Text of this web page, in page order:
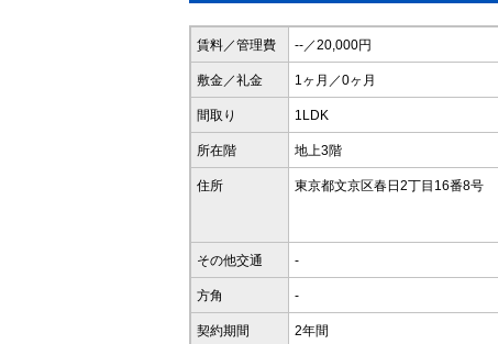
賃料／管理費 --／20,000円
敷金／礼金 1ヶ月／0ヶ月
間取り 1LDK
所在階 地上3階
住所 東京都文京区春日2丁目16番8号
その他交通 -
方角 -
契約期間 2年間